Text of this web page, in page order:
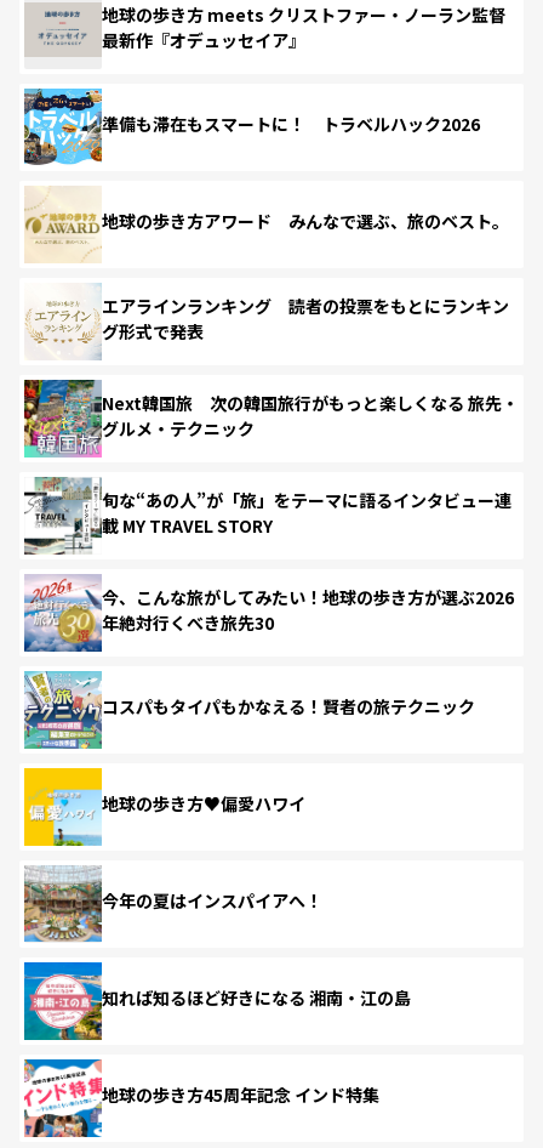
地球の歩き方 meets クリストファー・ノーラン監督
最新作『オデュッセイア』
準備も滞在もスマートに！ トラベルハック2026
地球の歩き方アワード みんなで選ぶ、旅のベスト。
エアラインランキング 読者の投票をもとにランキン
グ形式で発表
Next韓国旅 次の韓国旅行がもっと楽しくなる 旅先・
グルメ・テクニック
旬な“あの人”が「旅」をテーマに語るインタビュー連
載 MY TRAVEL STORY
今、こんな旅がしてみたい！地球の歩き方が選ぶ2026
年絶対行くべき旅先30
コスパもタイパもかなえる！賢者の旅テクニック
地球の歩き方♥偏愛ハワイ
今年の夏はインスパイアへ！
知れば知るほど好きになる 湘南・江の島
地球の歩き方45周年記念 インド特集